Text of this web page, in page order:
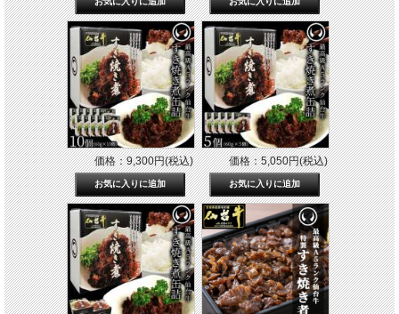
価格：9,300円(税込) 価格：5,050円(税込)